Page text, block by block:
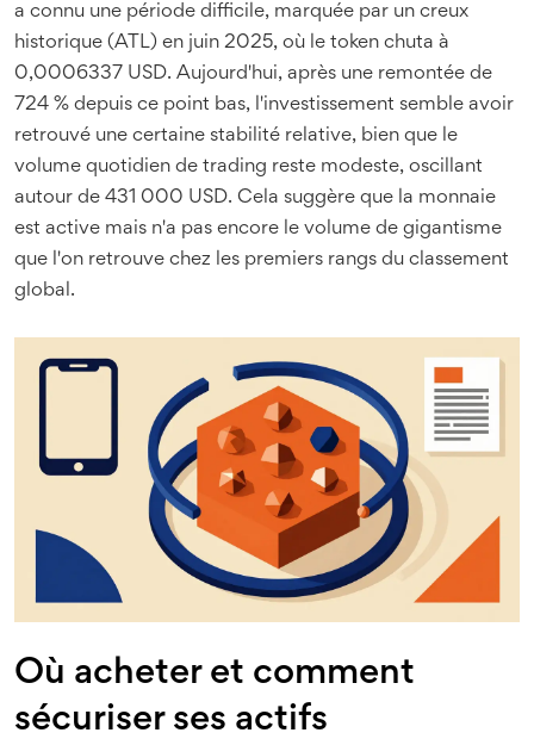
a connu une période difficile, marquée par un creux
historique (ATL) en juin 2025, où le token chuta à
0,0006337 USD. Aujourd'hui, après une remontée de
724 % depuis ce point bas, l'investissement semble avoir
retrouvé une certaine stabilité relative, bien que le
volume quotidien de trading reste modeste, oscillant
autour de 431 000 USD. Cela suggère que la monnaie
est active mais n'a pas encore le volume de gigantisme
que l'on retrouve chez les premiers rangs du classement
global.
Où acheter et comment
sécuriser ses actifs